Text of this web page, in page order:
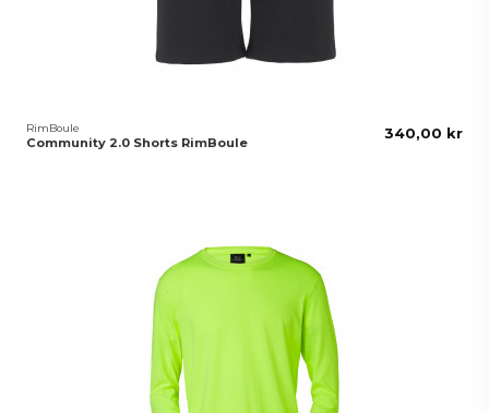
RimBoule
Community 2.0 Shorts RimBoule
340,00 kr